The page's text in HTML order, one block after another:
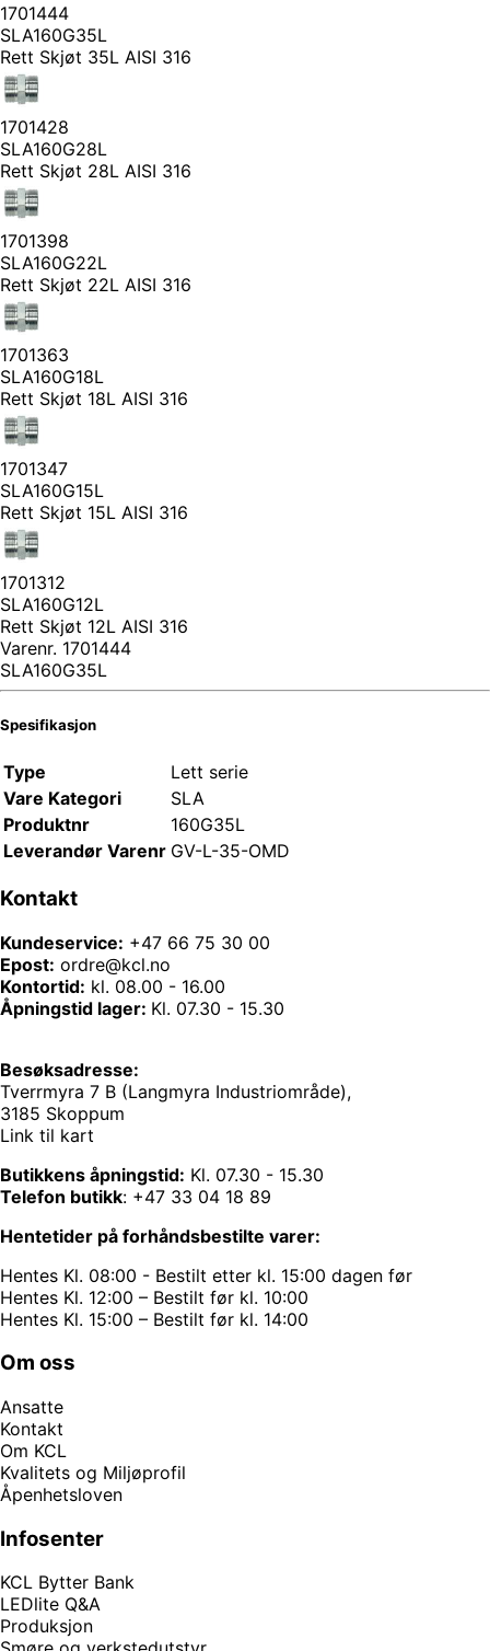
1701444
SLA160G35L
Rett Skjøt 35L AISI 316
1701428
SLA160G28L
Rett Skjøt 28L AISI 316
1701398
SLA160G22L
Rett Skjøt 22L AISI 316
1701363
SLA160G18L
Rett Skjøt 18L AISI 316
1701347
SLA160G15L
Rett Skjøt 15L AISI 316
1701312
SLA160G12L
Rett Skjøt 12L AISI 316
Varenr. 1701444
SLA160G35L
Spesifikasjon
Type
Lett serie
Vare Kategori
SLA
Produktnr
160G35L
Leverandør Varenr GV-L-35-OMD
Kontakt
Kundeservice: +47 66 75 30 00
Epost: ordre@kcl.no
Kontortid: kl. 08.00 - 16.00
Åpningstid lager: Kl. 07.30 - 15.30
Besøksadresse:
Tverrmyra 7 B (Langmyra Industriområde),
3185 Skoppum
Link til kart
Butikkens åpningstid: Kl. 07.30 - 15.30
Telefon butikk: +47 33 04 18 89
Hentetider på forhåndsbestilte varer:
Hentes Kl. 08:00 - Bestilt etter kl. 15:00 dagen før
Hentes Kl. 12:00 – Bestilt før kl. 10:00
Hentes Kl. 15:00 – Bestilt før kl. 14:00
Om oss
Ansatte
Kontakt
Om KCL
Kvalitets og Miljøprofil
Åpenhetsloven
Infosenter
KCL Bytter Bank
LEDlite Q&A
Produksjon